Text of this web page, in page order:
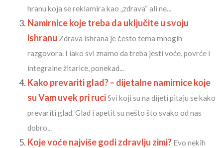
hranu koja se reklamira kao „zdrava“ ali ne...
Namirnice koje treba da uključite u svoju
ishranu Zdrava ishrana je često tema mnogih
razgovora. I iako svi znamo da treba jesti voće, povrće i
integralne žitarice, ponekad...
Kako prevariti glad? – dijetalne namirnice koje
su Vam uvek pri ruciSvi koji su na dijeti pitaju se kako
prevariti glad. Glad i apetit su nešto što svako od nas
dobro...
Koje voće najviše godi zdravlju zimi? Evo nekih